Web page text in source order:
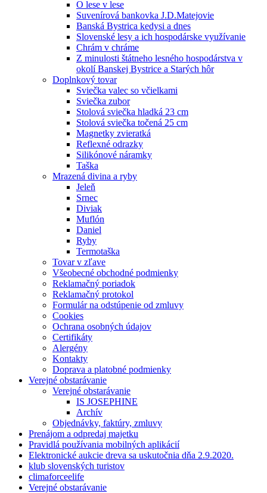
O lese v lese
Suvenírová bankovka J.D.Matejovie
Banská Bystrica kedysi a dnes
Slovenské lesy a ich hospodárske využívanie
Chrám v chráme
Z minulosti štátneho lesného hospodárstva v
okolí Banskej Bystrice a Starých hôr
Doplnkový tovar
Sviečka valec so včielkami
Sviečka zubor
Stolová sviečka hladká 23 cm
Stolová sviečka točená 25 cm
Magnetky zvieratká
Reflexné odrazky
Silikónové náramky
Taška
Mrazená divina a ryby
Jeleň
Srnec
Diviak
Muflón
Daniel
Ryby
Termotaška
Tovar v zľave
Všeobecné obchodné podmienky
Reklamačný poriadok
Reklamačný protokol
Formulár na odstúpenie od zmluvy
Cookies
Ochrana osobných údajov
Certifikáty
Alergény
Kontakty
Doprava a platobné podmienky
Verejné obstarávanie
Verejné obstarávanie
IS JOSEPHINE
Archív
Objednávky, faktúry, zmluvy
Prenájom a odpredaj majetku
Pravidlá používania mobilných aplikácií
Elektronické aukcie dreva sa uskutočnia dňa 2.9.2020.
klub slovenských turistov
climaforceelife
Verejné obstarávanie